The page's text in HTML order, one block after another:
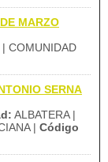
MARZO
COMUNIDAD
SERNA
ALBATERA |
| Código